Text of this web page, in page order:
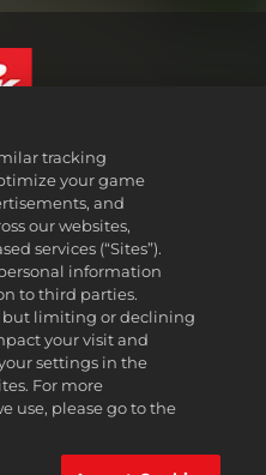
cookie
мои персональные данные
и возвраты
2K
Inc. 2K, Firaxis Games,
are trademarks of Take-Two
All rights reserved.
являются собственностью
tracking
your game
and
our websites,
services (“Sites”).
information
to third parties.
but limiting or declining
your visit and
settings in the
For more
use, please go to the